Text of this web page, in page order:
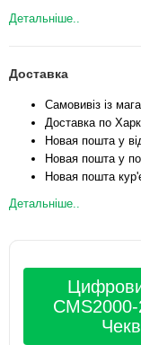
Детальніше..
Доставка
Самовивіз із
Доставка по
Новая пошта у
Новая пошта у
Новая пошта
Детальніше..